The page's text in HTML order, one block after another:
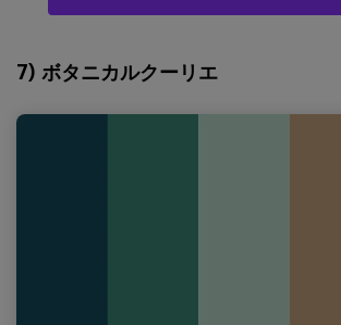
7) ボタニカルクーリエ